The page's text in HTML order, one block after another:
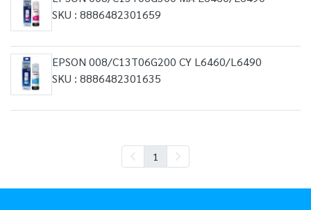
SKU : 8886482301659
EPSON 008/C13T06G200 CY L6460/L6490
SKU : 8886482301635
1